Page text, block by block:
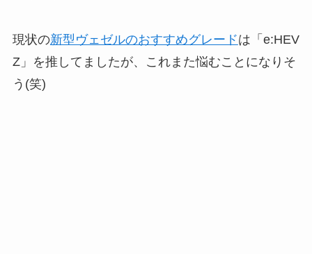
現状の新型ヴェゼルのおすすめグレードは「e:HEV
Z」を推してましたが、これまた悩むことになりそ
う(笑)